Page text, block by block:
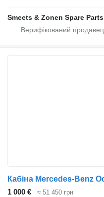
Smeets & Zonen Spare Parts
1 000 € ≈ 51 450 грн